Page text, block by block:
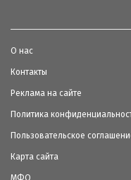
О нас
Контакты
Реклама на сайте
Политика
Пользовательское
Карта сайта
МФО